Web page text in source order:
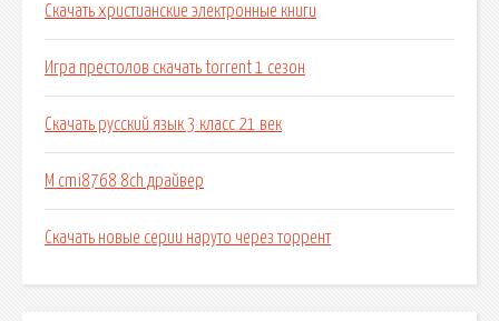
Скачать христианские электронные книги
Игра престолов скачать torrent 1 сезон
Скачать русский язык 3 класс 21 век
M cmi8768 8ch драйвер
Скачать новые серии наруто через торрент